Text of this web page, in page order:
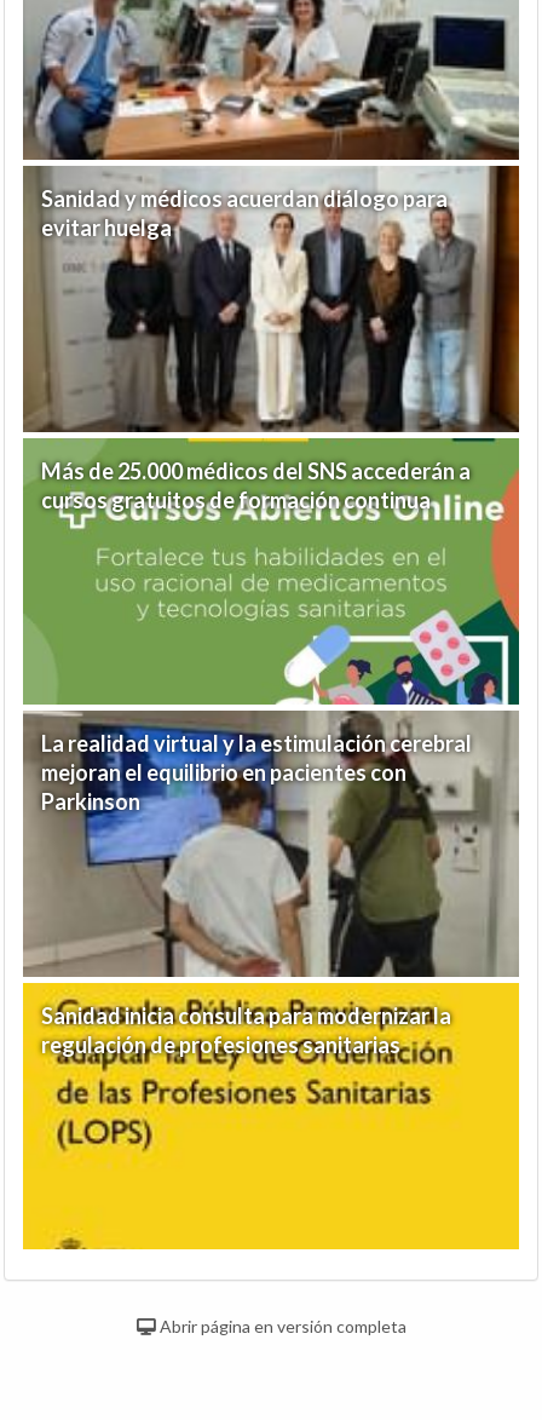
Sanidad y médicos acuerdan diálogo para
evitar huelga
Más de 25.000 médicos del SNS accederán a
cursos gratuitos de formación continua
La realidad virtual y la estimulación cerebral
mejoran el equilibrio en pacientes con
Parkinson
Sanidad inicia consulta para modernizar la
regulación de profesiones sanitarias
Abrir página en versión completa